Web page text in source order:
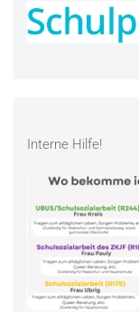
Interne Hilfe!